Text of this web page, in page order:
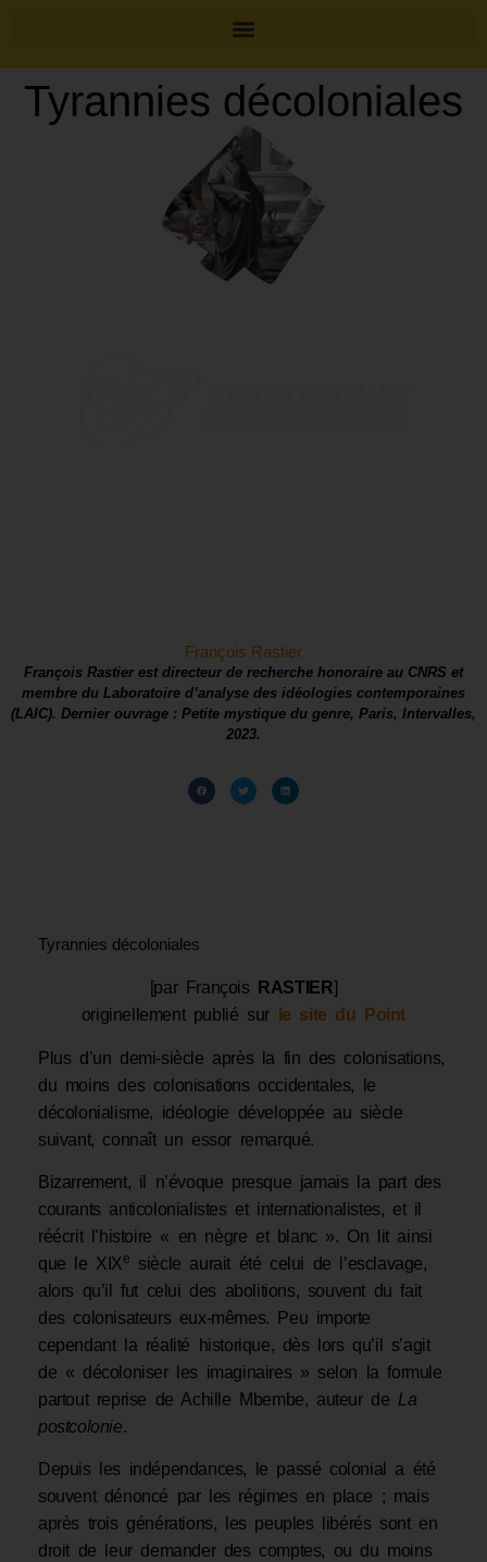
Tyrannies décoloniales
François Rastier
François Rastier est directeur de recherche honoraire au CNRS et
membre du Laboratoire d’analyse des idéologies contemporaines
(LAIC). Dernier ouvrage : Petite mystique du genre, Paris, Intervalles,
2023.
Tyrannies décoloniales
[par François RASTIER]
originellement publié sur
le site du Point
Plus d’un demi-siècle après la fin des colonisations,
du moins des colonisations occidentales, le
décolonialisme, idéologie développée au siècle
suivant, connaît un essor remarqué.
Bizarrement, il n’évoque presque jamais la part des
courants anticolonialistes et internationalistes, et il
réécrit l’histoire « en nègre et blanc ». On lit ainsi
que le XIXe
siècle aurait été celui de l’esclavage,
alors qu’il fut celui des abolitions, souvent du fait
des colonisateurs eux-mêmes. Peu importe
cependant la réalité historique, dès lors qu’il s’agit
de « décoloniser les imaginaires » selon la formule
partout reprise de Achille Mbembe, auteur de La
postcolonie.
Depuis les indépendances, le passé colonial a été
souvent dénoncé par les régimes en place ; mais
après trois générations, les peuples libérés sont en
droit de leur demander des comptes, ou du moins